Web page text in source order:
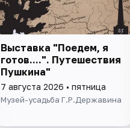
Выставка "Поедем, я
готов....". Путешествия
Пушкина"
7 августа 2026 • пятница
Музей-усадьба Г.Р.Державина